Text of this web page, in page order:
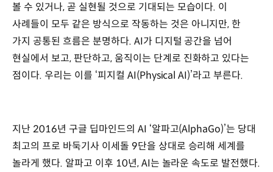
볼 수 있거나, 곧 실현될 것으로 기대되는 모습이다. 이
사례들이 모두 같은 방식으로 작동하는 것은 아니지만, 한
가지 공통된 흐름은 분명하다. AI가 디지털 공간을 넘어
현실에서 보고, 판단하고, 움직이는 단계로 진화하고 있다는
점이다. 우리는 이를 ‘피지컬 AI(Physical AI)’라고 부른다.
지난 2016년 구글 딥마인드의 AI ‘알파고(AlphaGo)’는 당대
최고의 프로 바둑기사 이세돌 9단을 상대로 승리해 세계를
놀라게 했다. 알파고 이후 10년, AI는 놀라운 속도로 발전했다.